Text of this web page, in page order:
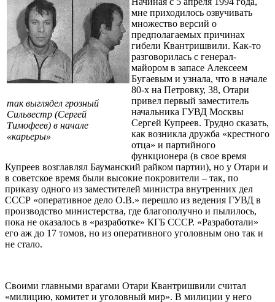
так выглядел грозный
Сильвестр (Сергей
Тимофеев) в начале
«карьеры»
мне приходилось озвучивать
множество версий о
предполагаемых причинах
гибели Квантришвили. Как-то
разговорилась с генерал-
майором в запасе Алексеем
Бугаевым и узнала, что в начале
80-х на Петровку, 38, Отари
привел первый заместитель
начальника ГУВД Москвы
Сергей Купреев. Трудно сказать,
как возникла дружба «крестного
отца» и партийного
функционера (в свое время
Купреев возглавлял Бауманский райком партии), но у Отари и
в советское время были высокие покровители – так, по
приказу одного из заместителей министра внутренних дел
СССР «оперативное дело О.В.» перешло из ведения ГУВД в
производство министерства, где благополучно и пылилось,
пока не оказалось в «разработке» КГБ СССР. «Разработали»
его аж до 17 томов, но из оперативного уголовным оно так и
не стало.
Своими главными врагами Отари Квантришвили считал
«милицию, комитет и уголовный мир». В милиции у него